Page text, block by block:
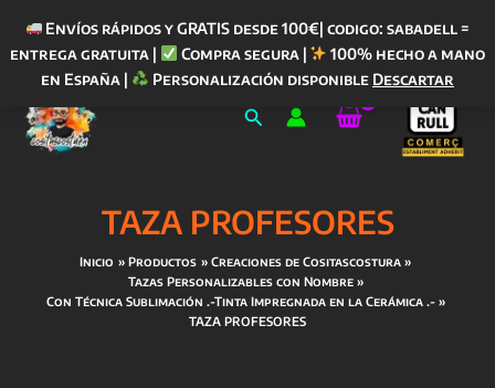
Envíos rápidos y GRATIS desde 100€| codigo: sabadell =
entrega gratuita |
Compra segura |
100% hecho a mano
en España |
Personalización disponible Descartar
contenido
Buscar
TAZA PROFESORES
Inicio Productos
Creaciones de Cositascostura
Tazas Personalizables con Nombre
Con Técnica Sublimación .-Tinta Impregnada en la Cerámica .-
TAZA PROFESORES